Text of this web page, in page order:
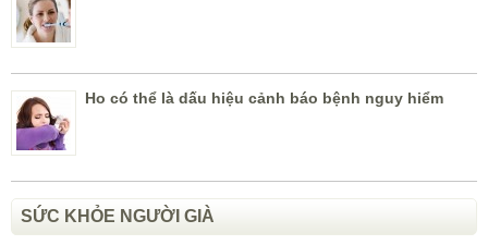
Ho có thể là dấu hiệu cảnh báo bệnh nguy hiểm
SỨC KHỎE NGƯỜI GIÀ